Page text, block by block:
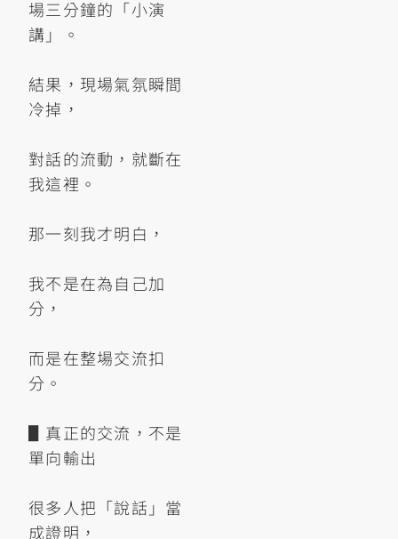
場三分鐘的「小演
講」。
結果，現場氣氛瞬間
冷掉，
對話的流動，就斷在
我這裡。
那一刻我才明白，
我不是在為自己加
分，
而是在整場交流扣
分。
▋真正的交流，不是
單向輸出
很多人把「說話」當
成證明，